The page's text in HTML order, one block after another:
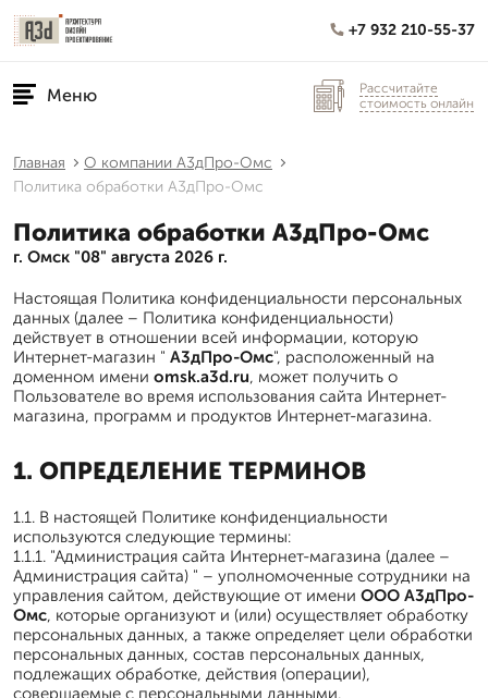
+7 932 210-55-37
Меню
Рассчитайте
стоимость онлайн
Главная
О компании А3дПро-Омс
Политика обработки А3дПро-Омс
Политика обработки А3дПро-Омс
г. Омск "08" августа 2026 г.
Настоящая Политика конфиденциальности персональных
данных (далее – Политика конфиденциальности)
действует в отношении всей информации, которую
Интернет-магазин " А3дПро-Омс", расположенный на
доменном имени omsk.a3d.ru, может получить о
Пользователе во время использования сайта Интернет-
магазина, программ и продуктов Интернет-магазина.
1. ОПРЕДЕЛЕНИЕ ТЕРМИНОВ
1.1. В настоящей Политике конфиденциальности
используются следующие термины:
1.1.1. "Администрация сайта Интернет-магазина (далее –
Администрация сайта) " – уполномоченные сотрудники на
управления сайтом, действующие от имени ООО А3дПро-
Омс, которые организуют и (или) осуществляет обработку
персональных данных, а также определяет цели обработки
персональных данных, состав персональных данных,
подлежащих обработке, действия (операции),
совершаемые с персональными данными.